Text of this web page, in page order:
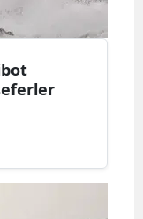
Kastamonu